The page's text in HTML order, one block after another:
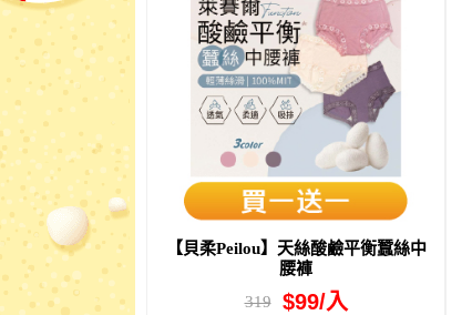
【貝柔Peilou】天絲酸鹼平衡蠶絲中
腰褲
319
$99/入